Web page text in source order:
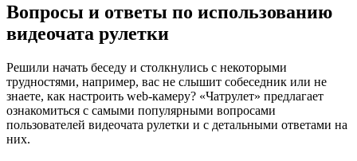
Вопросы и ответы по использованию
видеочата рулетки
Решили начать беседу и столкнулись с некоторыми
трудностями, например, вас не слышит собеседник или не
знаете, как настроить web-камеру? «Чатрулет» предлагает
ознакомиться с самыми популярными вопросами
пользователей видеочата рулетки и с детальными ответами на
них.